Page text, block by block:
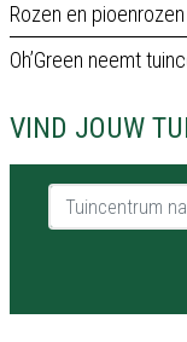
Rozen en
Oh’Green neemt
VIND JOUW
Tuincentrum